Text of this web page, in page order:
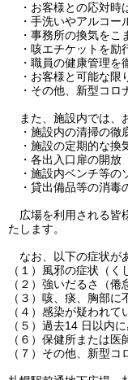
・お客様との応対時
・手洗いやアルコー
・事務所の換気をこ
・咳エチケットを励
・職員の健康管理を
・お客様と可能な限
・その他、新型コロ
また、施設内では、
・施設内の清掃の徹
・施設の定期的な換
・各出入口扉の開放
・施設内ベンチ等の
・貸出備品等の消毒
広場を利用される皆
たします。
なお、以下の症状が
（１）風邪の症状（
（２）強いだるさ（
（３）咳、痰、胸部に
（４）感染が疑われ
（５）過去14 日以内
（６）保健所または
（７）その他、新型